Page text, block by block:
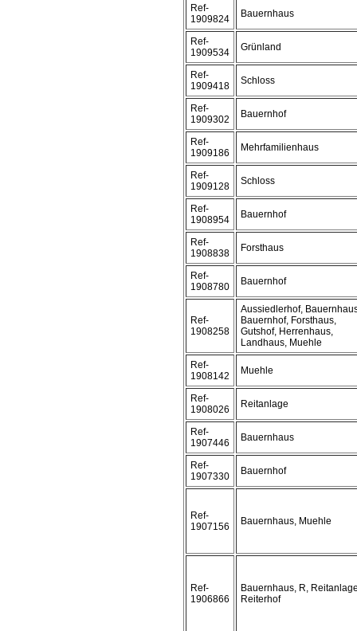
Ref-
1909824
Bauernhaus
Ref-
1909534
Grünland
Ref-
1909418
Schloss
Ref-
1909302
Bauernhof
Ref-
1909186
Mehrfamilienhaus
Ref-
1909128
Schloss
Ref-
1908954
Bauernhof
Ref-
1908838
Forsthaus
Ref-
1908780
Bauernhof
Ref-
1908258
Aussiedlerhof,
Bauernhof, Forsthaus,
Gutshof, Herrenhaus,
Landhaus, Muehle
Ref-
1908142
Muehle
Ref-
1908026
Reitanlage
Ref-
1907446
Bauernhaus
Ref-
1907330
Bauernhof
Ref-
1907156
Bauernhaus, Muehle
Ref-
1906866
Bauernhaus, R,
Reiterhof